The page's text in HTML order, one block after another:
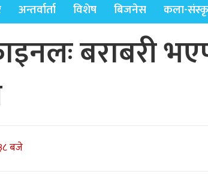
अन्तर्वार्ता विशेष बिजनेस कला-
बराबरी
बजे